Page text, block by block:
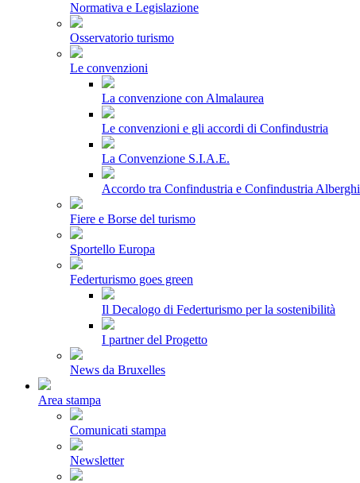
Normativa e Legislazione
Osservatorio turismo
Le convenzioni
La convenzione con Almalaurea
Le convenzioni e gli accordi di Confindustria
La Convenzione S.I.A.E.
Accordo tra Confindustria e Confindustria Alberghi
Fiere e Borse del turismo
Sportello Europa
Federturismo goes green
Il Decalogo di Federturismo per la sostenibilità
I partner del Progetto
News da Bruxelles
Area stampa
Comunicati stampa
Newsletter